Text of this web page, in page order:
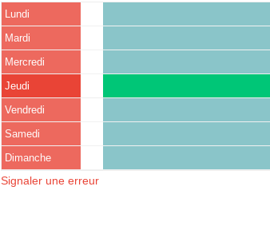
Lundi
Mardi
Mercredi
Jeudi
Vendredi
Samedi
Dimanche
Signaler une erreur